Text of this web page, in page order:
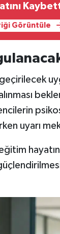
Görüntüle
uyarı